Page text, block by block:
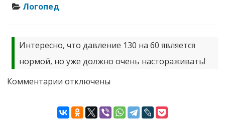
Логопед
Интересно, что давление 130 на 60 является
нормой, но уже должно очень настораживать!
Комментарии к
Вера
Васильевна
отключены